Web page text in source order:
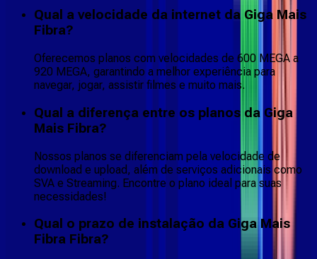
Qual a velocidade da internet da Giga Mais
Fibra?
Oferecemos planos com velocidades de 600 MEGA a
920 MEGA, garantindo a melhor experiência para
navegar, jogar, assistir filmes e muito mais.
Qual a diferença entre os planos da Giga
Mais Fibra?
Nossos planos se diferenciam pela velocidade de
download e upload, além de serviços adicionais como
SVA e Streaming. Encontre o plano ideal para suas
necessidades!
Qual o prazo de instalação da Giga Mais
Fibra Fibra?